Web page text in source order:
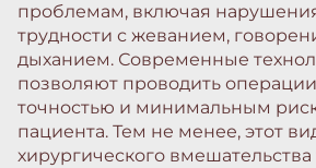
проблемам, включая
трудности с жеванием,
дыханием. Современные
позволяют проводить
точностью и минимальным
пациента. Тем не менее, этот
хирургического вмешательства